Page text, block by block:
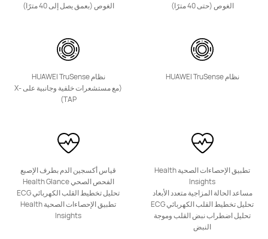
الغوص (حتى 40 مترًا)
نظام HUAWEI TruSense
تطبيق الإحصاءات الصحية Health
Insights
مساعد الحالة المزاجية متعدد الأبعاد
تحليل تخطيط القلب الكهربائي ECG
تحليل اضطراب نبض القلب وموجة
النبض
الغوص (بعمق يصل إلى 40 مترًا)
نظام HUAWEI TruSense
(مع مستشعرات خلفية وجانبية على X-
TAP)
قياس أكسجين الدم بطرف الإصبع
الفحص الصحي Health Glance
تحليل تخطيط القلب الكهربائي ECG
تطبيق الإحصاءات الصحية Health
Insights